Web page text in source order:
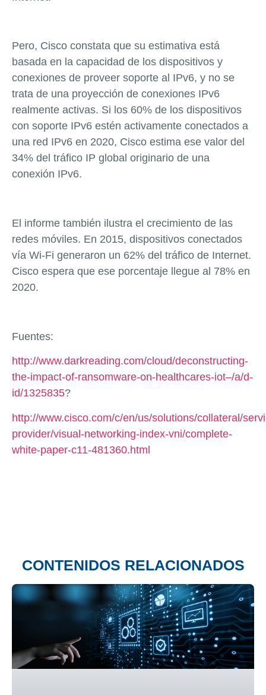
Pero, Cisco constata que su estimativa está
basada en la capacidad de los dispositivos y
conexiones de proveer soporte al IPv6, y no se
trata de una proyección de conexiones IPv6
realmente activas. Si los 60% de los dispositivos
con soporte IPv6 estén activamente conectados a
una red IPv6 en 2020, Cisco estima ese valor del
34% del tráfico IP global originario de una
conexión IPv6.
El informe también ilustra el crecimiento de las
redes móviles. En 2015, dispositivos conectados
vía Wi-Fi generaron un 62% del tráfico de Internet.
Cisco espera que ese porcentaje llegue al 78% en
2020.
Fuentes:
http://www.darkreading.com/cloud/deconstructing-
the-impact-of-ransomware-on-healthcares-iot–/a/d-
id/1325835?
http://www.cisco.com/c/en/us/solutions/collateral/
provider/visual-networking-index-vni/complete-
white-paper-c11-481360.html
CONTENIDOS RELACIONADOS